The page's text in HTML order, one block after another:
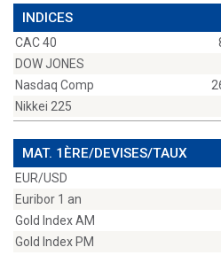
INDICES
CAC 40
DOW JONES
Nasdaq Comp
Nikkei 225
MAT. 1ÈRE/DEVISES/TAUX
EUR/USD
Euribor 1 an
Gold Index AM
Gold Index PM